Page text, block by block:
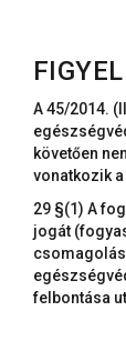
A 45/2014.
követően
vonatkozik
29 §(1) A
jogát
felbontása